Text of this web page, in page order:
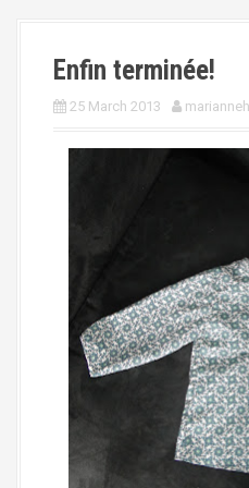
Enfin terminée!
25 March 2013 marianneh